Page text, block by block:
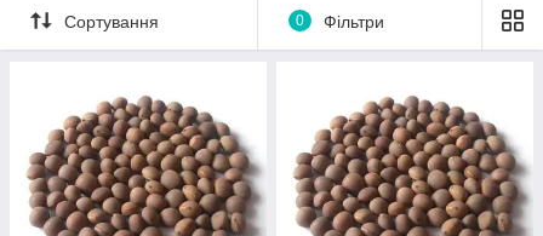
Сортування 0 Фільтри